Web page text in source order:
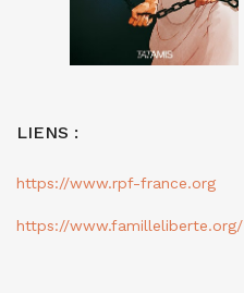
LIENS :
https://www.rpf-france.org
https://www.familleliberte.org/